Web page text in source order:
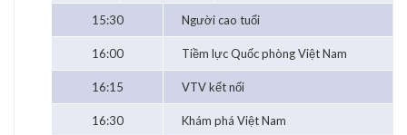
15:30 Người cao tuổi
16:00 Tiềm lực Quốc phòng Việt Nam
16:15 VTV kết nối
16:30 Khám phá Việt Nam